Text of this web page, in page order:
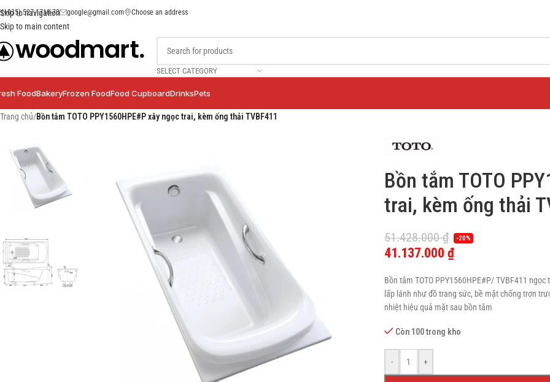
Skip to navigation
Skip to main content
(+035) 527-1710-70 google@gmail.com Choose an address
SELECT CATEGORY
FoodBakeryFrozen FoodFood CupboardDrinksPets
Filters area
Trang chủ/Bồn tắm TOTO PPY1560HPE#P xây ngọc trai, kèm ống thải TVBF411
Bồn tắm TOTO
trai, kèm ống thải
51.428.000₫ -20%
41.137.000 ₫
Bồn tắm TOTO PPY1560HPE#P/ TVBF411
lấp lánh như đồ trang sức, bề mặt chống trơn
nhiệt hiệu quả mặt sau bồn tắm
Còn 100 trong kho
- +